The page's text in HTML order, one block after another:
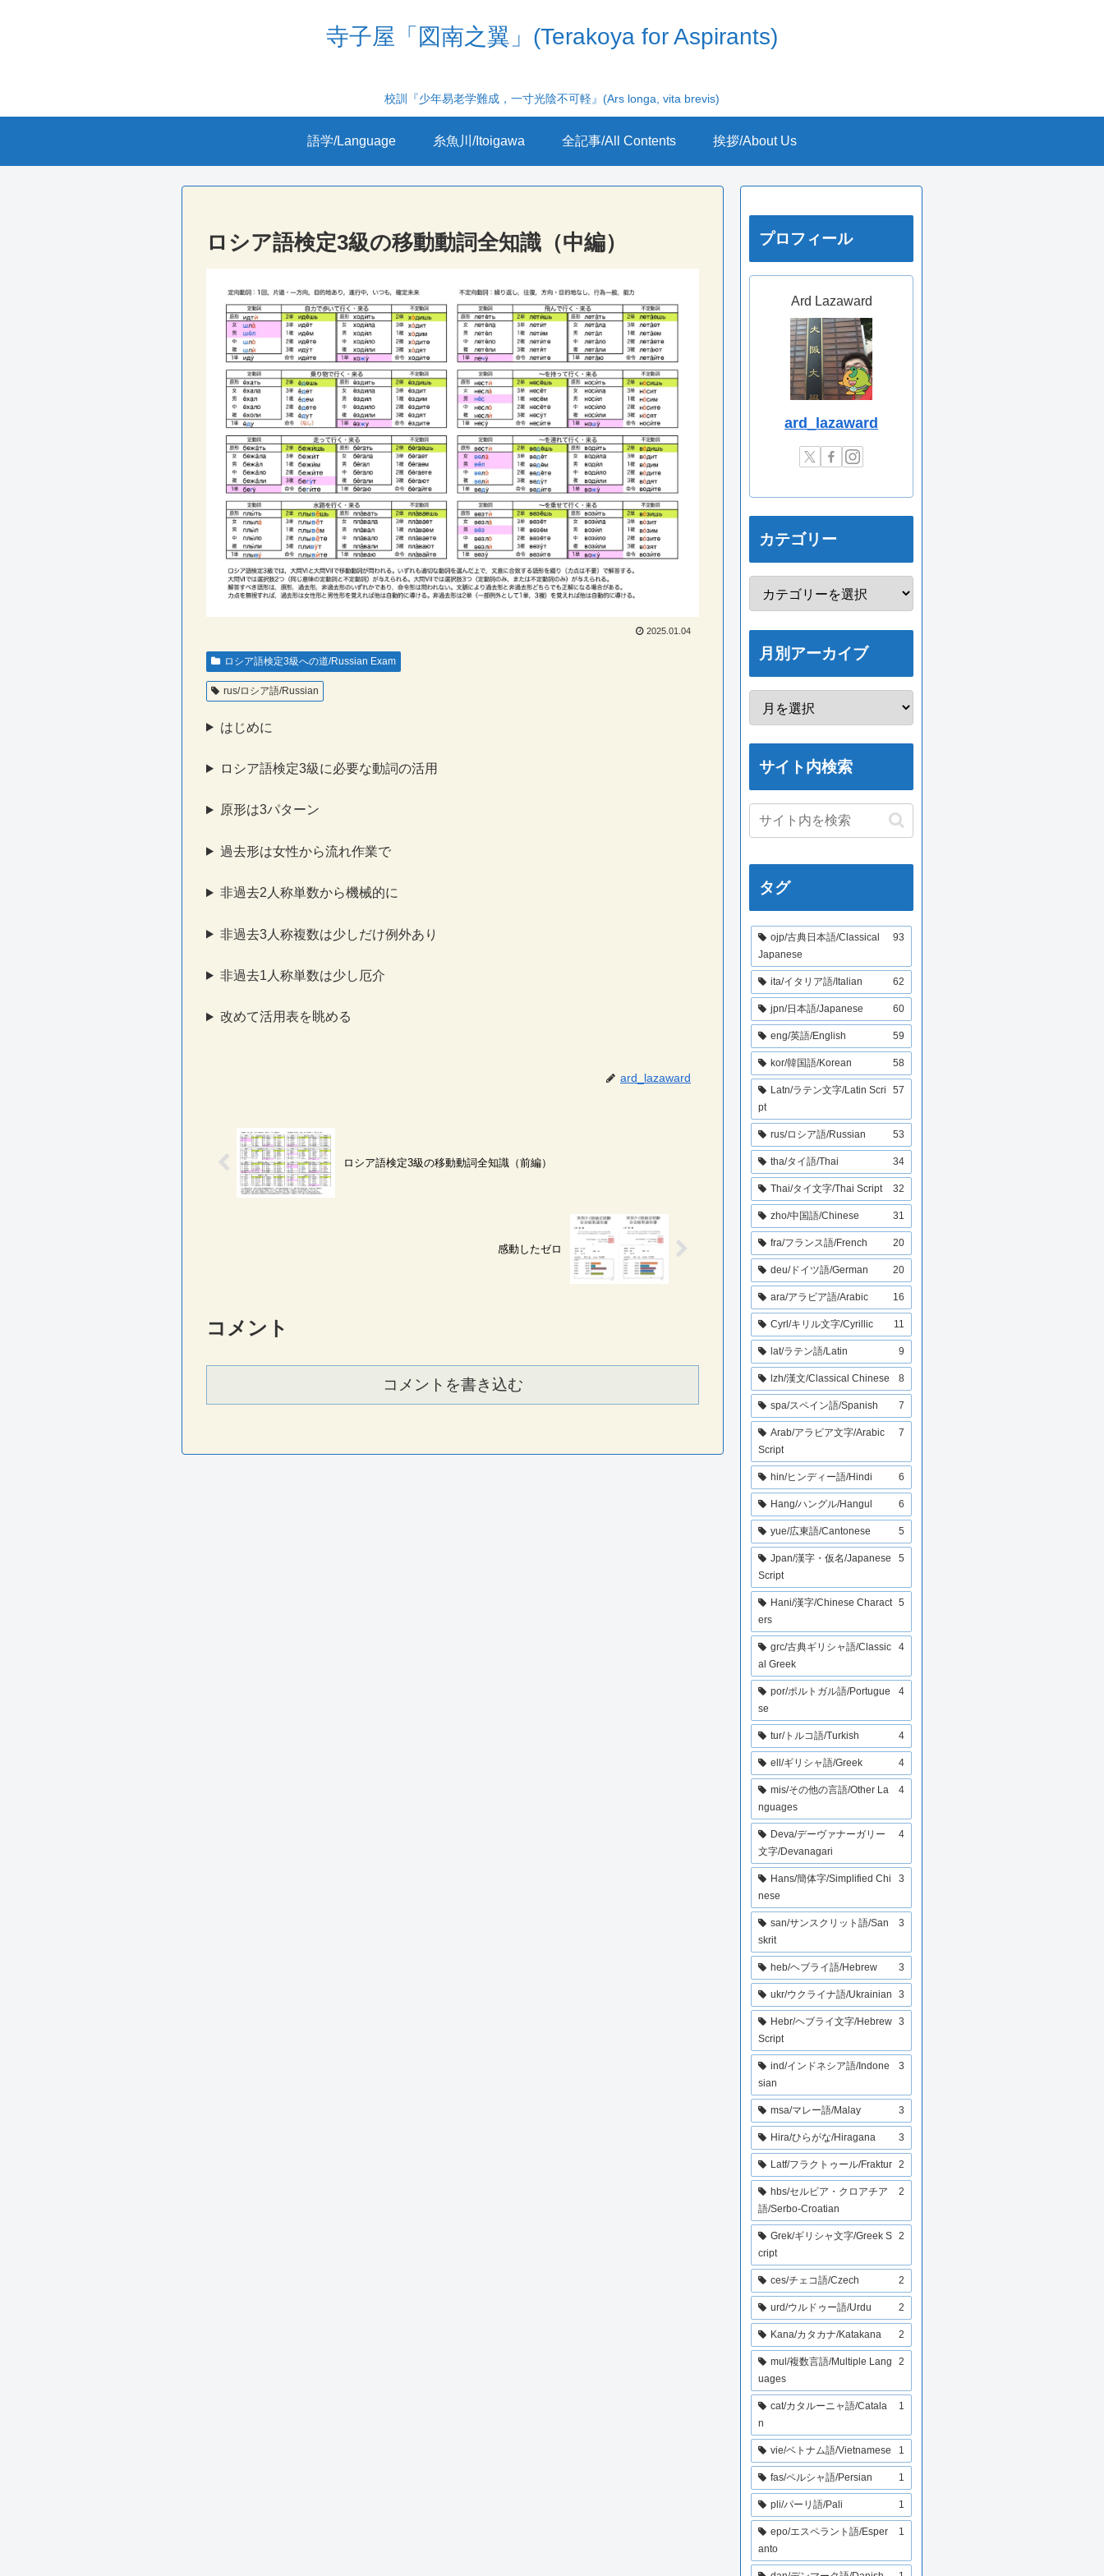
寺子屋「図南之翼」(Terakoya for Aspirants)
校訓『少年易老学難成，一寸光陰不可軽』(Ars longa, vita brevis)
語学/Language 糸魚川/Itoigawa 全記事/All Contents 挨拶/About Us
ロシア語検定3級の移動動詞全知識（中編）
2025.01.04
ロシア語検定3級への道/Russian Exam
rus/ロシア語/Russian
はじめに
ロシア語検定3級に必要な動詞の活用
原形は3パターン
過去形は女性から流れ作業で
非過去2人称単数から機械的に
非過去3人称複数は少しだけ例外あり
非過去1人称単数は少し厄介
改めて活用表を眺める
ard_lazaward
ロシア語検定3級の移動動詞全知識（前編）
感動したゼロ
コメント
コメントを書き込む
プロフィール
Ard Lazaward
ard_lazaward
カテゴリー
月別アーカイブ
サイト内検索
タグ
ojp/古典日本語/Classical
Japanese
93
ita/イタリア語/Italian 62
jpn/日本語/Japanese 60
eng/英語/English 59
kor/韓国語/Korean 58
Latn/ラテン文字/Latin Scri
pt
57
rus/ロシア語/Russian 53
tha/タイ語/Thai 34
Thai/タイ文字/Thai Script 32
zho/中国語/Chinese 31
fra/フランス語/French 20
deu/ドイツ語/German 20
ara/アラビア語/Arabic 16
Cyrl/キリル文字/Cyrillic 11
lat/ラテン語/Latin 9
lzh/漢文/Classical Chinese 8
spa/スペイン語/Spanish 7
Arab/アラビア文字/Arabic
Script
7
hin/ヒンディー語/Hindi 6
Hang/ハングル/Hangul 6
yue/広東語/Cantonese 5
Jpan/漢字・仮名/Japanese
Script
5
Hani/漢字/Chinese Charact
ers
5
grc/古典ギリシャ語/Classic
al Greek
4
por/ポルトガル語/Portugue
se
4
tur/トルコ語/Turkish 4
ell/ギリシャ語/Greek 4
mis/その他の言語/Other La
nguages
4
Deva/デーヴァナーガリー
文字/Devanagari
4
Hans/簡体字/Simplified Chi
nese
3
san/サンスクリット語/San
skrit
3
heb/ヘブライ語/Hebrew 3
ukr/ウクライナ語/Ukrainian 3
Hebr/ヘブライ文字/Hebrew
Script
3
ind/インドネシア語/Indone
sian
3
msa/マレー語/Malay 3
Hira/ひらがな/Hiragana 3
Latf/フラクトゥール/Fraktur 2
hbs/セルビア・クロアチア
語/Serbo-Croatian
2
Grek/ギリシャ文字/Greek S
cript
2
ces/チェコ語/Czech 2
urd/ウルドゥー語/Urdu 2
Kana/カタカナ/Katakana 2
mul/複数言語/Multiple Lang
uages
2
cat/カタルーニャ語/Catala
n
1
vie/ベトナム語/Vietnamese 1
fas/ペルシャ語/Persian 1
pli/パーリ語/Pali 1
epo/エスペラント語/Esper
anto
1